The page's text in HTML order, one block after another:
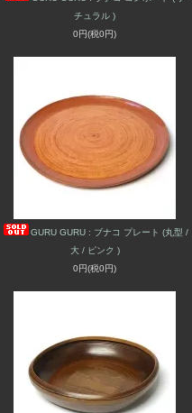
チュラル )
0円(税0円)
GURU GURU : ブナコ プレート (丸型 /
大 / ピンク )
0円(税0円)